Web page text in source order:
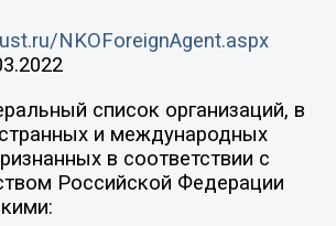
NKOForeignAgent.aspx
список организаций, в
и международных
в соответствии с
Российской Федерации